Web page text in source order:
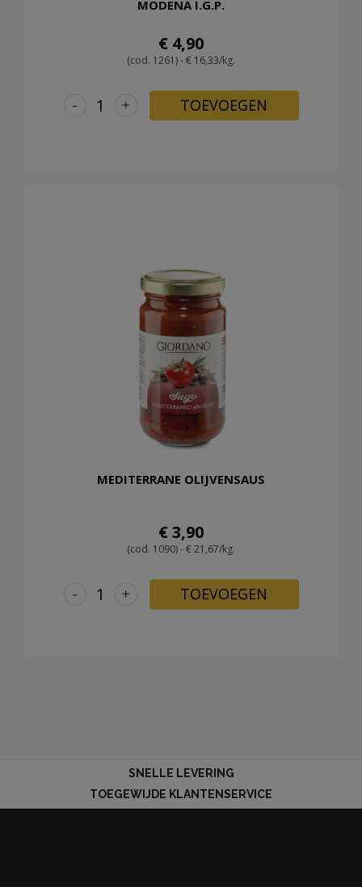
MODENA I.G.P.
€ 4,90
(cod. 1261) - € 16,33/kg.
+
- TOEVOEGEN
MEDITERRANE OLIJVENSAUS
€ 3,90
(cod. 1090) - € 21,67/kg.
+
- TOEVOEGEN
SNELLE LEVERING
TOEGEWIJDE KLANTENSERVICE